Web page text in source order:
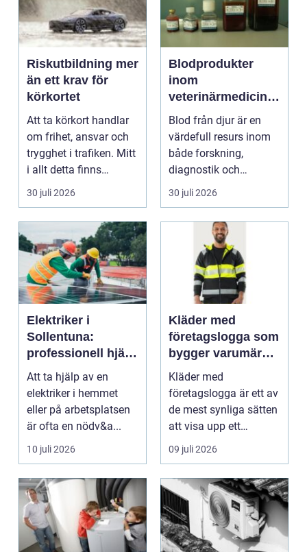
Riskutbildning mer
än ett krav för
körkortet
Att ta körkort handlar
om frihet, ansvar och
trygghet i trafiken. Mitt
i allt detta finns
riskutbild...
30 juli 2026
Blodprodukter
inom
veterinärmedicin
funktion, kvalitet
och användning
Blod från djur är en
värdefull resurs inom
både forskning,
diagnostik och
veterinärmedicin. När
blod...
30 juli 2026
Elektriker i
Sollentuna:
professionell hjälp
när du behöver det
Att ta hjälp av en
elektriker i hemmet
eller på arbetsplatsen
är ofta en nödv&a...
10 juli 2026
Kläder med
företagslogga som
bygger varumärke
i vardagen
Kläder med
företagslogga är ett av
de mest synliga sätten
att visa upp ett
varum...
09 juli 2026